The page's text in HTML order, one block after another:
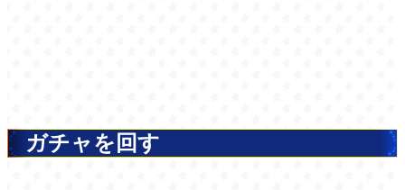
ガチャを回す